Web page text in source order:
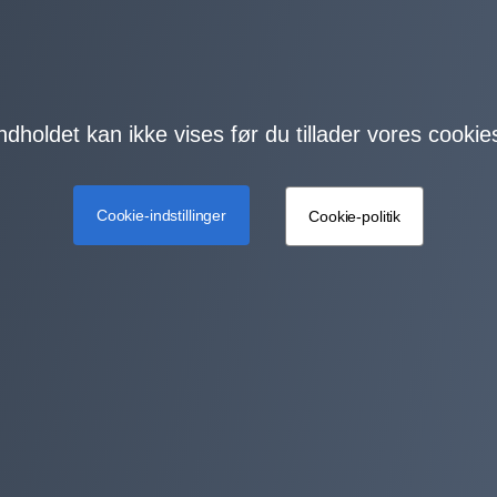
kan ikke vises før du tillader vores
Cookie-indstillinger Cookie-politik